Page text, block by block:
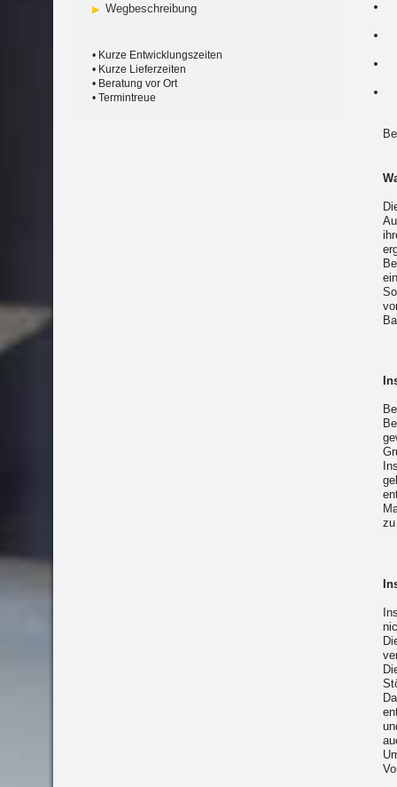
Wegbeschreibung
• Kurze Entwicklungszeiten
• Kurze Lieferzeiten
• Beratung vor Ort
• Termintreue